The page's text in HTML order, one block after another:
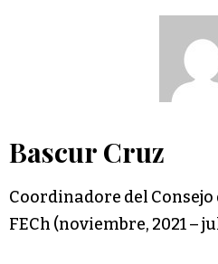
Bascur Cruz
Coordinadore del Consejo
FECh (noviembre, 2021 –